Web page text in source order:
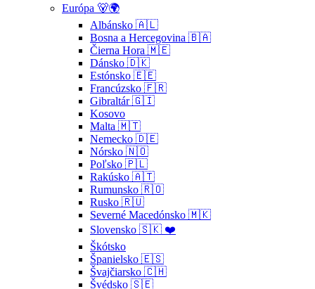
Európa 🐻🌍
Albánsko 🇦🇱
Bosna a Hercegovina 🇧🇦
Čierna Hora 🇲🇪
Dánsko 🇩🇰
Estónsko 🇪🇪
Francúzsko 🇫🇷
Gibraltár 🇬🇮
Kosovo
Malta 🇲🇹
Nemecko 🇩🇪
Nórsko 🇳🇴
Poľsko 🇵🇱
Rakúsko 🇦🇹
Rumunsko 🇷🇴
Rusko 🇷🇺
Severné Macedónsko 🇲🇰
Slovensko 🇸🇰 ❤️
Škótsko
Španielsko 🇪🇸
Švajčiarsko 🇨🇭
Švédsko 🇸🇪